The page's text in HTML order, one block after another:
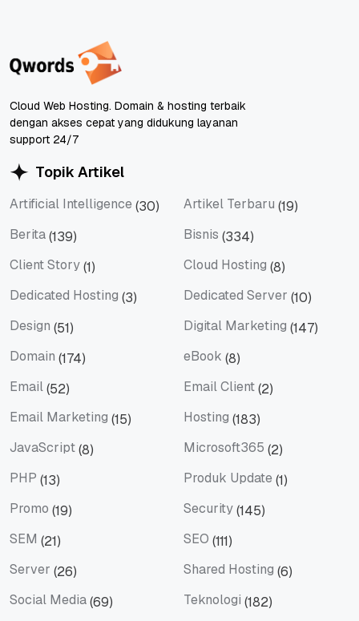
Cloud Web Hosting. Domain & hosting terbaik
dengan akses cepat yang didukung layanan
support 24/7
Topik Artikel
Artificial Intelligence (30) Artikel Terbaru (19)
Berita(139) Bisnis (334)
Client Story(1) Cloud Hosting (8)
Dedicated Hosting (3) Dedicated Server (10)
Design (51) Digital Marketing (147)
Domain (174) eBook (8)
Email(52) Email Client(2)
Email Marketing (15) Hosting (183)
JavaScript(8) Microsoft365 (2)
PHP (13) Produk Update (1)
Promo (19) Security(145)
SEM (21) SEO (111)
Server (26) Shared Hosting (6)
Social Media(69) Teknologi (182)